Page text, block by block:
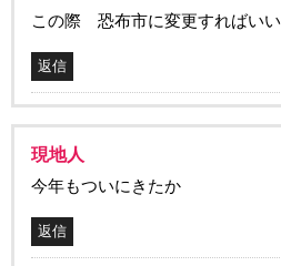
この際 恐布市に変更すればいい
返信
現地人
今年もついにきたか
返信